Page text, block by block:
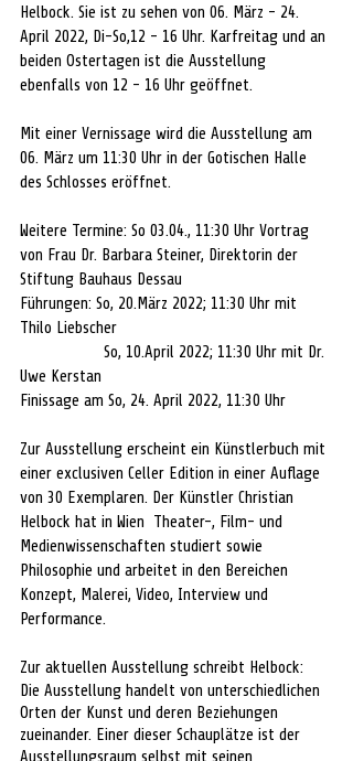
Helbock. Sie ist zu sehen von 06. März - 24.
April 2022, Di-So,12 - 16 Uhr. Karfreitag und an
beiden Ostertagen ist die Ausstellung
ebenfalls von 12 - 16 Uhr geöffnet.
Mit einer Vernissage wird die Ausstellung am
06. März um 11:30 Uhr in der Gotischen Halle
des Schlosses eröffnet.
Weitere Termine: So 03.04., 11:30 Uhr Vortrag
von Frau Dr. Barbara Steiner, Direktorin der
Stiftung Bauhaus Dessau
Führungen: So, 20.März 2022; 11:30 Uhr mit
Thilo Liebscher
Uwe Kerstan
Finissage am So, 24. April 2022, 11:30 Uhr
Zur Ausstellung erscheint ein Künstlerbuch mit
einer exclusiven Celler Edition in einer Auflage
von 30 Exemplaren. Der Künstler Christian
Helbock hat in Wien  Theater-, Film- und
Medienwissenschaften studiert sowie
Philosophie und arbeitet in den Bereichen
Konzept, Malerei, Video, Interview und
Performance.
Zur aktuellen Ausstellung schreibt Helbock:
Die Ausstellung handelt von unterschiedlichen
Orten der Kunst und deren Beziehungen
zueinander. Einer dieser Schauplätze ist der